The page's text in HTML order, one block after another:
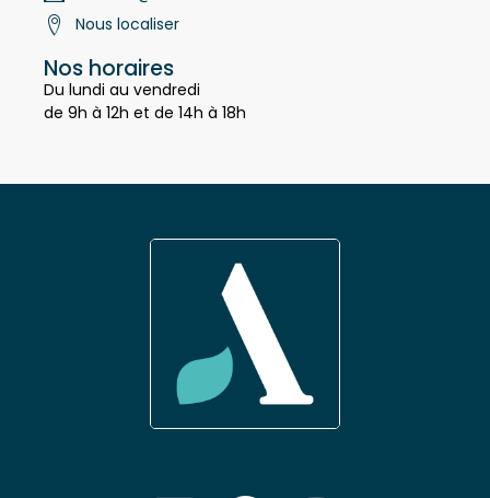
contact@adhenia-formation.fr
Nos horaires
Du lundi au vendredi